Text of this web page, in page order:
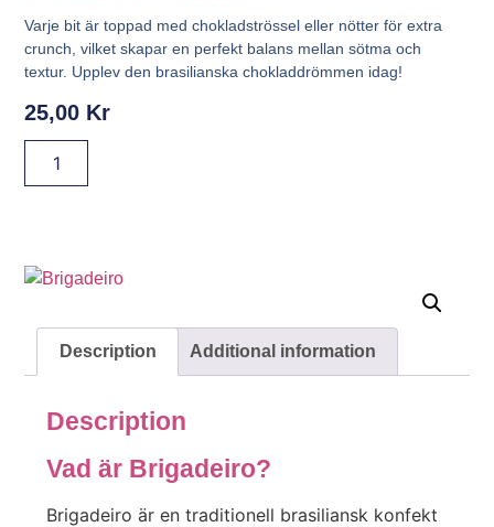
Varje bit är toppad med chokladströssel eller nötter för extra
crunch, vilket skapar en perfekt balans mellan sötma och
textur. Upplev den brasilianska chokladdrömmen idag!
25,00 Kr
Description Additional information
Description
Vad är Brigadeiro?
Brigadeiro är en traditionell brasiliansk konfekt